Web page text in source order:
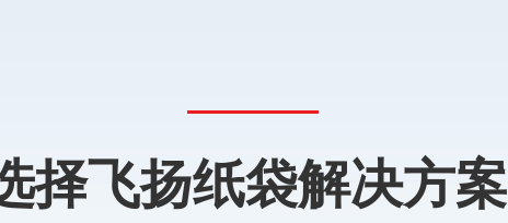
择飞扬纸袋解决方案